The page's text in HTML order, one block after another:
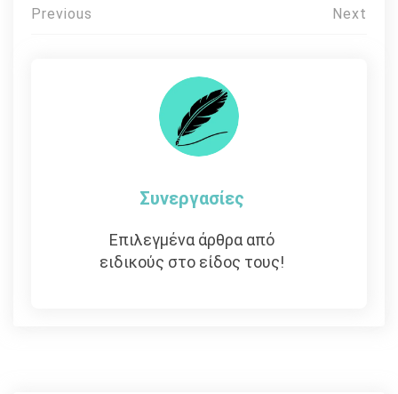
Πλοήγηση
Previous Next
Συνεργασίες
Επιλεγμένα άρθρα από
ειδικούς στο είδος τους!